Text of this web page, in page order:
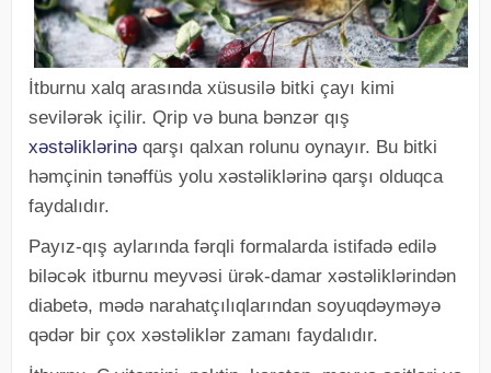
İtburnu xalq arasında xüsusilə bitki çayı kimi
sevilərək içilir. Qrip və buna bənzər qış
xəstəliklərinə qarşı qalxan rolunu oynayır. Bu bitki
həmçinin tənəffüs yolu xəstəliklərinə qarşı olduqca
faydalıdır.
Payız-qış aylarında fərqli formalarda istifadə edilə
biləcək itburnu meyvəsi ürək-damar xəstəliklərindən
diabetə, mədə narahatçılıqlarından soyuqdəyməyə
qədər bir çox xəstəliklər zamanı faydalıdır.